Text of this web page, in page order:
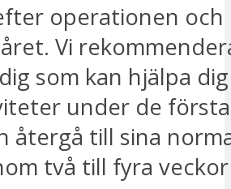
operationen
Vi
som kan hjälpa
under de
återgå till sina
två till fyra